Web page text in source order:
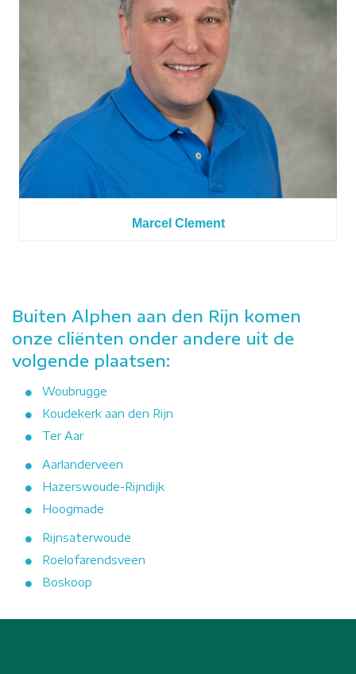
Marcel Clement
Buiten Alphen aan den Rijn komen
onze cliënten onder andere uit de
volgende plaatsen:
Woubrugge
Koudekerk aan den Rijn
Ter Aar
Aarlanderveen
Hazerswoude-Rijndijk
Hoogmade
Rijnsaterwoude
Roelofarendsveen
Boskoop